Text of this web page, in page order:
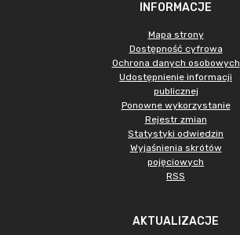
INFORMACJE
Mapa strony
Dostępność cyfrowa
Ochrona danych osobowych
Udostępnienie informacji
publicznej
Ponowne wykorzystanie
Rejestr zmian
Statystyki odwiedzin
Wyjaśnienia skrótów
pojęciowych
RSS
AKTUALIZACJE